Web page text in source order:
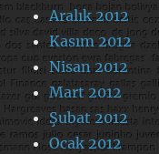
Aralık 2012
Kasım 2012
Nisan 2012
Mart 2012
Şubat 2012
Ocak 2012